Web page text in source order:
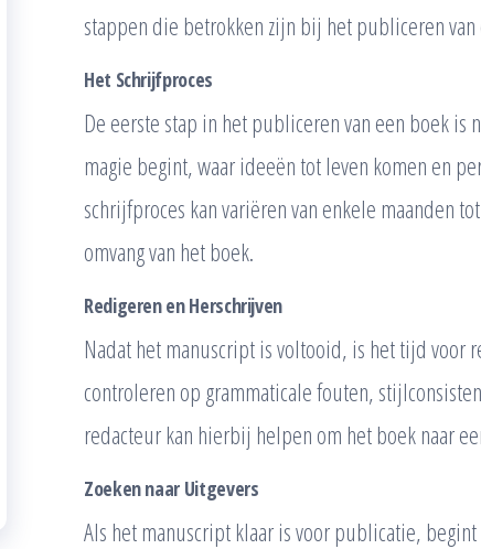
stappen die betrokken zijn bij het publiceren van
Het Schrijfproces
De eerste stap in het publiceren van een boek
magie begint, waar ideeën tot leven komen en
schrijfproces kan variëren van enkele maanden
omvang van het boek.
Redigeren en Herschrijven
Nadat het manuscript is voltooid, is het tijd voor
controleren op grammaticale fouten,
redacteur kan hierbij helpen om het boek naar
Zoeken naar Uitgevers
Als het manuscript klaar is voor publicatie,